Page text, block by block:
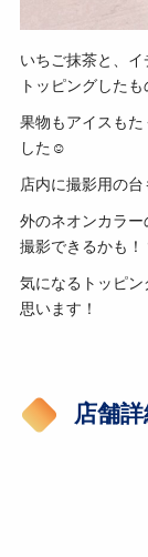
いちご抹茶と、
トッピングした
果物もアイスもた
した☺
店内に撮影用の
外のネオンカラ
撮影できるかも！
気になるトッピン
思います！
店舗詳